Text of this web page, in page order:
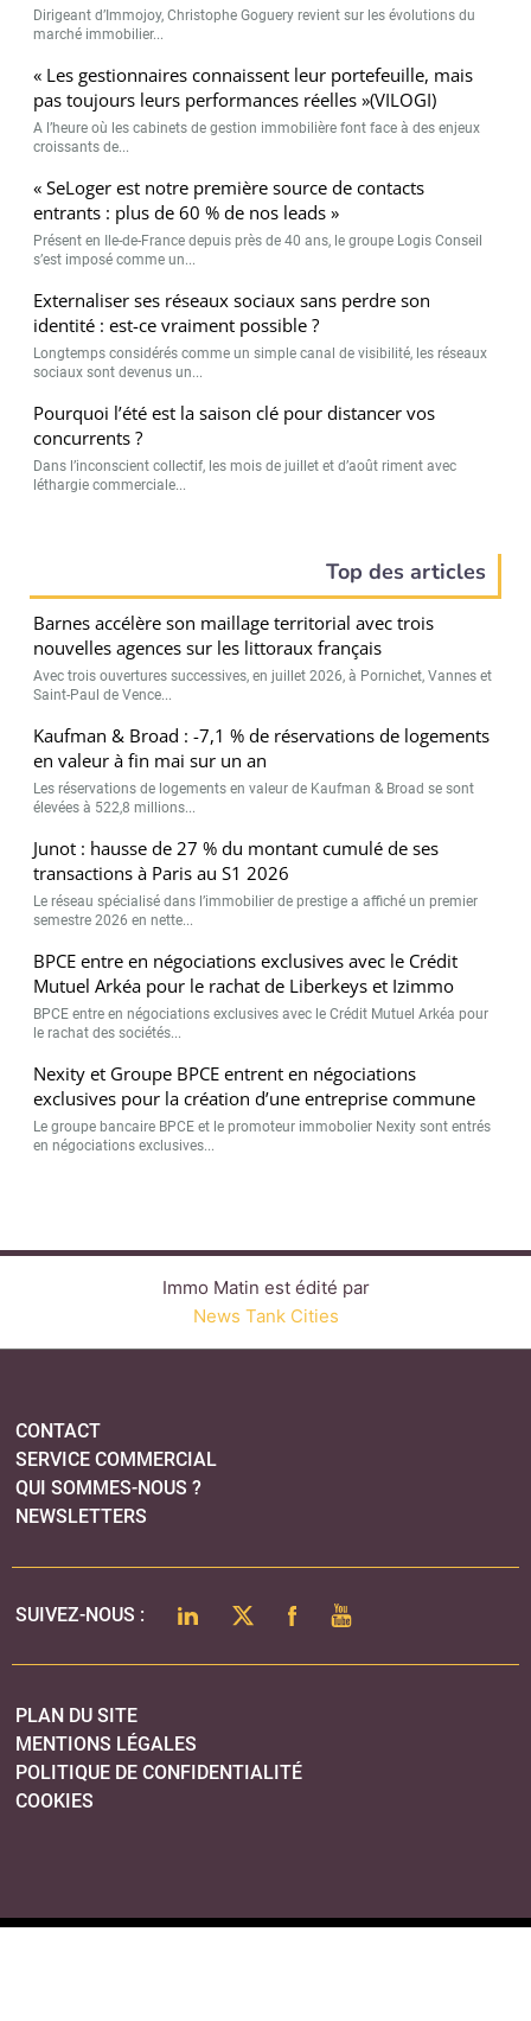
Dirigeant d’Immojoy, Christophe Goguery revient sur les évolutions du
marché immobilier...
« Les gestionnaires connaissent leur portefeuille, mais
pas toujours leurs performances réelles »(VILOGI)
A l’heure où les cabinets de gestion immobilière font face à des enjeux
croissants de...
« SeLoger est notre première source de contacts
entrants : plus de 60 % de nos leads »
Présent en Ile-de-France depuis près de 40 ans, le groupe Logis Conseil
s’est imposé comme un...
Externaliser ses réseaux sociaux sans perdre son
identité : est-ce vraiment possible ?
Longtemps considérés comme un simple canal de visibilité, les réseaux
sociaux sont devenus un...
Pourquoi l’été est la saison clé pour distancer vos
concurrents ?
Dans l’inconscient collectif, les mois de juillet et d’août riment avec
léthargie commerciale...
Top des articles
Barnes accélère son maillage territorial avec trois
nouvelles agences sur les littoraux français
Avec trois ouvertures successives, en juillet 2026, à Pornichet, Vannes et
Saint-Paul de Vence...
Kaufman & Broad : -7,1 % de réservations de logements
en valeur à fin mai sur un an
Les réservations de logements en valeur de Kaufman & Broad se sont
élevées à 522,8 millions...
Junot : hausse de 27 % du montant cumulé de ses
transactions à Paris au S1 2026
Le réseau spécialisé dans l’immobilier de prestige a affiché un premier
semestre 2026 en nette...
BPCE entre en négociations exclusives avec le Crédit
Mutuel Arkéa pour le rachat de Liberkeys et Izimmo
BPCE entre en négociations exclusives avec le Crédit Mutuel Arkéa pour
le rachat des sociétés...
Nexity et Groupe BPCE entrent en négociations
exclusives pour la création d’une entreprise commune
Le groupe bancaire BPCE et le promoteur immobolier Nexity sont entrés
en négociations exclusives...
Immo Matin est édité par
News Tank Cities
CONTACT
SERVICE COMMERCIAL
QUI SOMMES-NOUS ?
NEWSLETTERS
SUIVEZ-NOUS : LINKEDINTWITTERFACEBOOK
YOUTUBE
PLAN DU SITE
MENTIONS LÉGALES
POLITIQUE DE CONFIDENTIALITÉ
COOKIES